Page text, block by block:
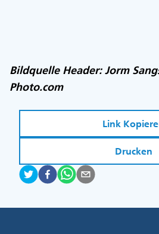
Bildquelle Header: Jorm
Photo.com
Link
Drucken